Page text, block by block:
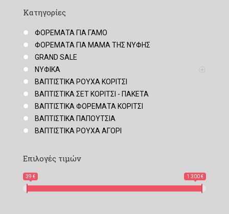
Κατηγορίες
ΦΟΡΕΜΑΤΑ ΓΙΑ ΓΑΜΟ
ΦΟΡΕΜΑΤΑ ΓΙΑ ΜΑΜΑ ΤΗΣ ΝΥΦΗΣ
GRAND SALE
ΝΥΦΙΚΑ
ΒΑΠΤΙΣΤΙΚΑ ΡΟΥΧΑ ΚΟΡΙΤΣΙ
ΒΑΠΤΙΣΤΙΚΑ ΣΕΤ ΚΟΡΙΤΣΙ - ΠΑΚΕΤΑ
ΒΑΠΤΙΣΤΙΚΑ ΦΟΡΕΜΑΤΑ ΚΟΡΙΤΣΙ
ΒΑΠΤΙΣΤΙΚΑ ΠΑΠΟΥΤΣΙΑ
ΒΑΠΤΙΣΤΙΚΑ ΡΟΥΧΑ ΑΓΟΡΙ
Επιλογές τιμών
39 € 1 300 €